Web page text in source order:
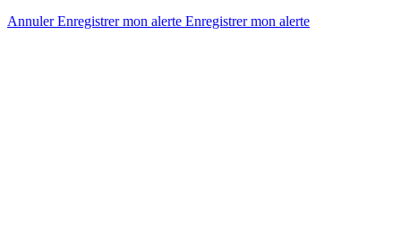
AnnulerEnregistrer mon alerte Enregistrermon alerte